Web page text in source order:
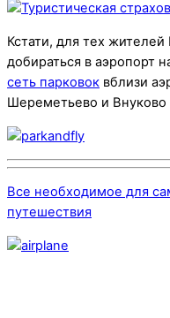
Кстати, для тех
добираться в аэропорт
сеть парковок вблизи
Шереметьево и Внуково
Все необходимое для
путешествия